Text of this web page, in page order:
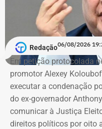
Redação06/08/2026
Em petição protocolada
promotor Alexey
executar a condenação
do ex-governador
comunicar à Justiça
direitos políticos por oito